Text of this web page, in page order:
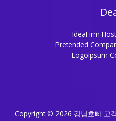
IdeaFirm
Pretended
LogoIpsum
Copyright © 2026 강남호빠 고